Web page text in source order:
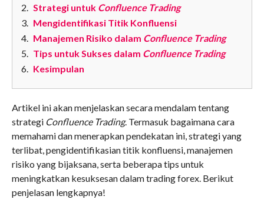
Strategi untuk Confluence Trading
Mengidentifikasi Titik Konfluensi
Manajemen Risiko dalam Confluence Trading
Tips untuk Sukses dalam Confluence Trading
Kesimpulan
Artikel ini akan menjelaskan secara mendalam tentang
strategi Confluence Trading. Termasuk bagaimana cara
memahami dan menerapkan pendekatan ini, strategi yang
terlibat, pengidentifikasian titik konfluensi, manajemen
risiko yang bijaksana, serta beberapa tips untuk
meningkatkan kesuksesan dalam trading forex. Berikut
penjelasan lengkapnya!